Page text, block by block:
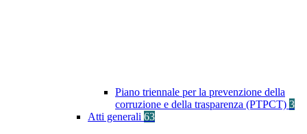
Piano triennale per la prevenzione della
corruzione e della trasparenza (PTPCT) 3
Atti generali 63